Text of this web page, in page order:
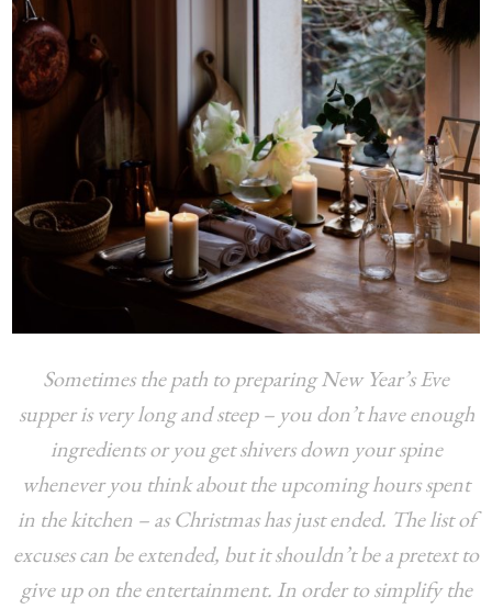
Sometimes the path to preparing New Year’s Eve
supper is very long and steep – you don’t have enough
ingredients or you get shivers down your spine
whenever you think about the upcoming hours spent
in the kitchen – as Christmas has just ended. The list of
excuses can be extended, but it shouldn’t be a pretext to
give up on the entertainment. In order to simplify the